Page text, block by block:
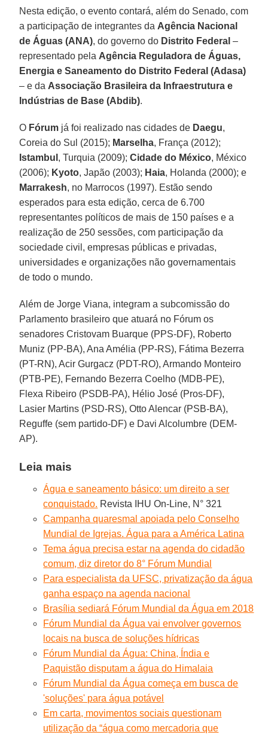
Nesta edição, o evento contará, além do Senado, com
a participação de integrantes da Agência Nacional
de Águas (ANA), do governo do Distrito Federal –
representado pela Agência Reguladora de Águas,
Energia e Saneamento do Distrito Federal (Adasa)
– e da Associação Brasileira da Infraestrutura e
Indústrias de Base (Abdib).
O Fórum já foi realizado nas cidades de Daegu,
Coreia do Sul (2015); Marselha, França (2012);
Istambul , Turquia (2009);Cidade do México, México
(2006); Kyoto, Japão (2003); Haia, Holanda (2000); e
Marrakesh, no Marrocos (1997). Estão sendo
esperados para esta edição, cerca de 6.700
representantes políticos de mais de 150 países e a
realização de 250 sessões, com participação da
sociedade civil, empresas públicas e privadas,
universidades e organizações não governamentais
de todo o mundo.
Além de Jorge Viana, integram a subcomissão do
Parlamento brasileiro que atuará no Fórum os
senadores Cristovam Buarque (PPS-DF), Roberto
Muniz (PP-BA), Ana Amélia (PP-RS), Fátima Bezerra
(PT-RN), Acir Gurgacz (PDT-RO), Armando Monteiro
(PTB-PE), Fernando Bezerra Coelho (MDB-PE),
Flexa Ribeiro (PSDB-PA), Hélio José (Pros-DF),
Lasier Martins (PSD-RS), Otto Alencar (PSB-BA),
Reguffe (sem partido-DF) e Davi Alcolumbre (DEM-
AP).
Leia mais
Água e saneamento básico: um direito a ser
conquistado. Revista IHU On-Line, N° 321
Campanha quaresmal apoiada pelo Conselho
Mundial de Igrejas. Água para a América Latina
Tema água precisa estar na agenda do cidadão
comum, diz diretor do 8° Fórum Mundial
Para especialista da UFSC, privatização da água
ganha espaço na agenda nacional
Brasília sediará Fórum Mundial da Água em 2018
Fórum Mundial da Água vai envolver governos
locais na busca de soluções hídricas
Fórum Mundial da Água: China, Índia e
Paquistão disputam a água do Himalaia
Fórum Mundial da Água começa em busca de
'soluções' para água potável
Em carta, movimentos sociais questionam
utilização da “água como mercadoria que